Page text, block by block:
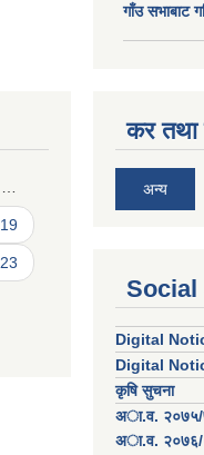
गाँउ सभाबाट
19
23
कर
अन्य
Social
Digital
Digital
कृषि सुचना
अा.व. २०७५/
अा.व. २०७६/